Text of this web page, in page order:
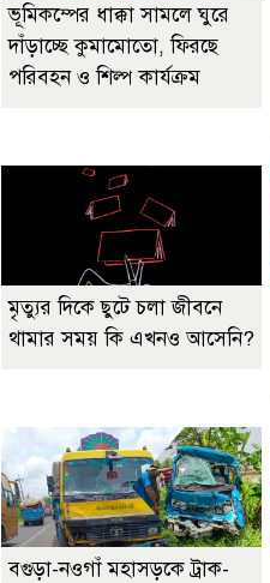
ভূমিকম্পের ধাক্কা সামলে ঘুরে
দাঁড়াচ্ছে কুমামোতো, ফিরছে
পরিবহন ও শিল্প কার্যক্রম
মৃত্যুর দিকে ছুটে চলা জীবনে
থামার সময় কি এখনও আসেনি?
বগুড়া-নওগাঁ মহাসড়কে ট্রাক-